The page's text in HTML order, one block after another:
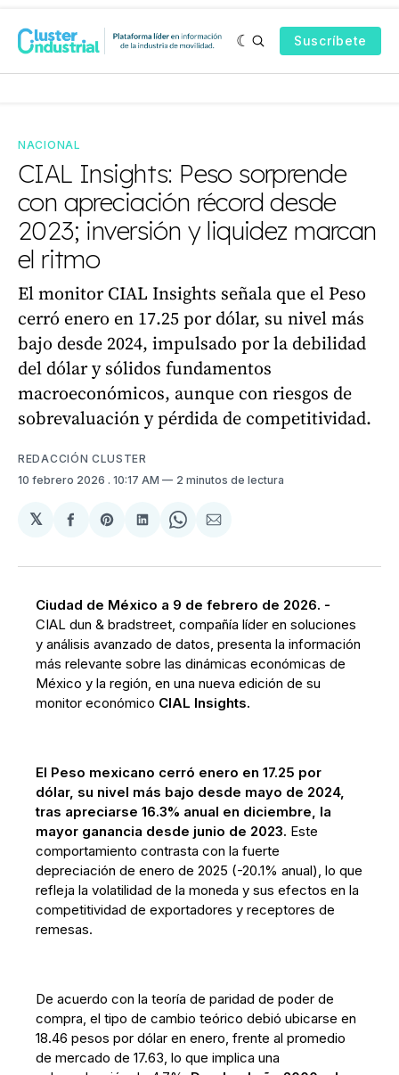
Suscríbete
NACIONAL
CIAL Insights: Peso sorprende
con apreciación récord desde
2023; inversión y liquidez marcan
el ritmo
El monitor CIAL Insights señala que el Peso
cerró enero en 17.25 por dólar, su nivel más
bajo desde 2024, impulsado por la debilidad
del dólar y sólidos fundamentos
macroeconómicos, aunque con riesgos de
sobrevaluación y pérdida de competitividad.
REDACCIÓN CLUSTER
10 febrero 2026 . 10:17 AM 2 minutos de lectura
𝕏
Compartir
Facebook
Share
Pinterest
Compartir
LinkedIn
Share
WhatsApp
Compartir
Email
Ciudad de México a 9 de febrero de 2026. -
CIAL dun & bradstreet, compañía líder en soluciones
y análisis avanzado de datos, presenta la información
más relevante sobre las dinámicas económicas de
México y la región, en una nueva edición de su
monitor económico CIAL Insights.
El Peso mexicano cerró enero en 17.25 por
dólar, su nivel más bajo desde mayo de 2024,
tras apreciarse 16.3% anual en diciembre, la
mayor ganancia desde junio de 2023. Este
comportamiento contrasta con la fuerte
depreciación de enero de 2025 (-20.1% anual), lo que
refleja la volatilidad de la moneda y sus efectos en la
competitividad de exportadores y receptores de
remesas.
De acuerdo con la teoría de paridad de poder de
compra, el tipo de cambio teórico debió ubicarse en
18.46 pesos por dólar en enero, frente al promedio
de mercado de 17.63, lo que implica una